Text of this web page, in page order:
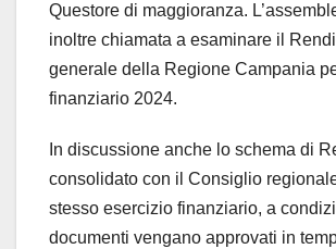
Questore di maggioranza.
inoltre chiamata a esaminare il
generale della Regione Campania
finanziario 2024.
In discussione anche lo schema di
consolidato con il Consiglio
stesso esercizio finanziario, a
documenti vengano approvati in